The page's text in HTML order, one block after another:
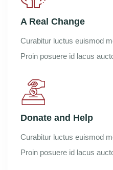
A Real Change
Curabitur luctus euismod
Proin posuere id lacus
Donate and Help
Curabitur luctus euismod
Proin posuere id lacus